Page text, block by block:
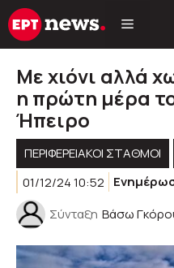
Μετάβαση
σε
Με χιόνι αλλά
η πρώτη μέρα
Ήπειρο
ΠΕΡΙΦΕΡΕΙΑΚΟΊ ΣΤΑΘΜΟΊ
01/12/24 10:52
Σύνταξη Βάσω